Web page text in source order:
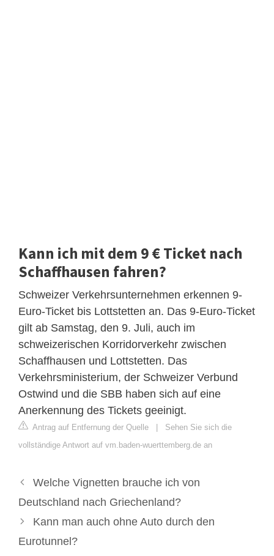
Kann ich mit dem 9 € Ticket nach
Schaffhausen fahren?
Schweizer Verkehrsunternehmen erkennen 9-
Euro-Ticket bis Lottstetten an. Das 9-Euro-Ticket
gilt ab Samstag, den 9. Juli, auch im
schweizerischen Korridorverkehr zwischen
Schaffhausen und Lottstetten. Das
Verkehrsministerium, der Schweizer Verbund
Ostwind und die SBB haben sich auf eine
Anerkennung des Tickets geeinigt.
Antrag auf Entfernung der Quelle | Sehen Sie sich die
vollständige Antwort auf vm.baden-wuerttemberg.de an
Welche Vignetten brauche ich von
Deutschland nach Griechenland?
Kann man auch ohne Auto durch den
Eurotunnel?